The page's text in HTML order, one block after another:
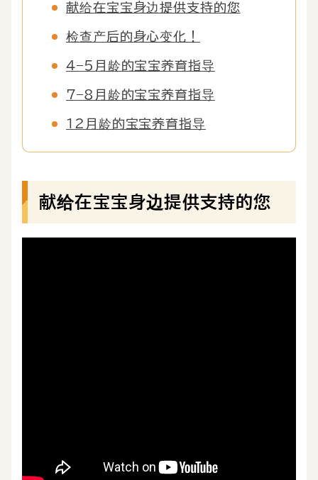
献给在宝宝身边提供支持的您
检查产后的身心变化！
4–5月龄的宝宝养育指导
7–8月龄的宝宝养育指导
12月龄的宝宝养育指导
献给在宝宝身边提供支持的您